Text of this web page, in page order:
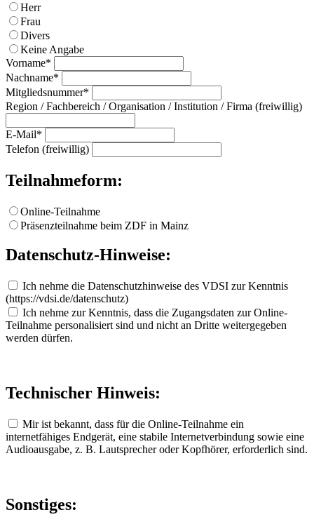
Herr
Frau
Divers
Keine Angabe
Vorname*
Nachname*
Mitgliedsnummer*
Region / Fachbereich / Organisation / Institution / Firma (freiwillig)
E-Mail*
Telefon (freiwillig)
Teilnahmeform:
Online-Teilnahme
Präsenzteilnahme beim ZDF in Mainz
Datenschutz-Hinweise:
Ich nehme die Datenschutzhinweise des VDSI zur Kenntnis
(https://vdsi.de/datenschutz)
Ich nehme zur Kenntnis, dass die Zugangsdaten zur Online-
Teilnahme personalisiert sind und nicht an Dritte weitergegeben
werden dürfen.
Technischer Hinweis:
Mir ist bekannt, dass für die Online-Teilnahme ein
internetfähiges Endgerät, eine stabile Internetverbindung sowie eine
Audioausgabe, z. B. Lautsprecher oder Kopfhörer, erforderlich sind.
Sonstiges: